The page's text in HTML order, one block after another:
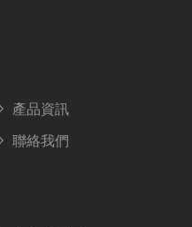
產品資訊
聯絡我們